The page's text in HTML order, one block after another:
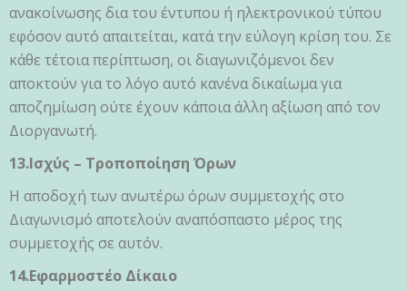
ανακοίνωσης δια του έντυπου ή ηλεκτρονικού τύπου
εφόσον αυτό απαιτείται, κατά την εύλογη κρίση του. Σε
κάθε τέτοια περίπτωση, οι διαγωνιζόμενοι δεν
αποκτούν για το λόγο αυτό κανένα δικαίωμα για
αποζημίωση ούτε έχουν κάποια άλλη αξίωση από τον
Διοργανωτή.
13.Ισχύς – Τροποποίηση Όρων
Η αποδοχή των ανωτέρω όρων συμμετοχής στο
Διαγωνισμό αποτελούν αναπόσπαστο μέρος της
συμμετοχής σε αυτόν.
14.Εφαρμοστέο Δίκαιο